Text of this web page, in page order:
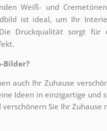
Weiß- und
ist ideal, um Ihr
Druckqualität sorgt
Bilder?
auch Ihr Zuhause
Ideen in einzigartige und
Sie Ihr Zuhause